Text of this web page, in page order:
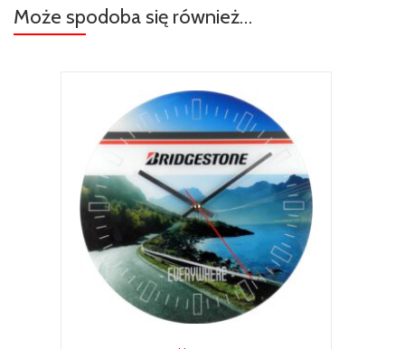
Może spodoba się również…